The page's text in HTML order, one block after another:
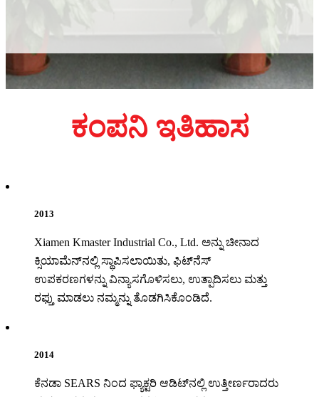
ಕಂಪನಿ ಇತಿಹಾಸ
2013
Xiamen Kmaster Industrial Co., Ltd. ಅನ್ನು ಚೀನಾದ
ಕ್ಸಿಯಾಮೆನ್‌ನಲ್ಲಿ ಸ್ಥಾಪಿಸಲಾಯಿತು, ಫಿಟ್‌ನೆಸ್
ಉಪಕರಣಗಳನ್ನು ವಿನ್ಯಾಸಗೊಳಿಸಲು, ಉತ್ಪಾದಿಸಲು ಮತ್ತು
ರಫ್ತು ಮಾಡಲು ನಮ್ಮನ್ನು ತೊಡಗಿಸಿಕೊಂಡಿದೆ.
2014
ಕೆನಡಾ SEARS ನಿಂದ ಫ್ಯಾಕ್ಟರಿ ಆಡಿಟ್‌ನಲ್ಲಿ ಉತ್ತೀರ್ಣರಾದರು